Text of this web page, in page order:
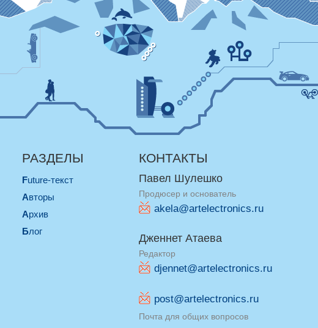
РАЗДЕЛЫ
Future-текст
Авторы
Архив
Блог
КОНТАКТЫ
Павел Шулешко
Продюсер и основатель
akela@artelectronics.ru
Дженнет Атаева
Редактор
djennet@artelectronics.ru
post@artelectronics.ru
Почта для общих вопросов